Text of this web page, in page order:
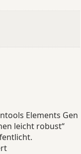
Elements Gen
leicht robust“